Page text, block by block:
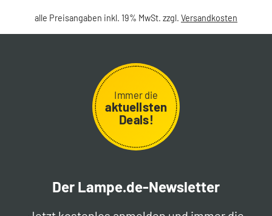
alle Preisangaben inkl. 19% MwSt. zzgl. Versandkosten
Immer die
aktuellsten
Deals!
Der Lampe.de-Newsletter